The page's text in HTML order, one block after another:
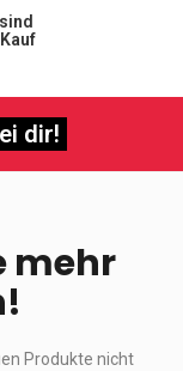
dir!
mehr
Produkte nicht